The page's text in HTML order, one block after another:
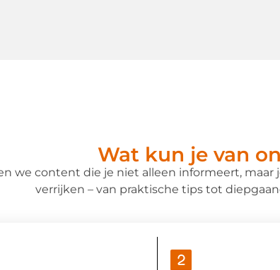
Wat kun je van
we content die je niet alleen informeert,
verrijken – van praktische tips tot